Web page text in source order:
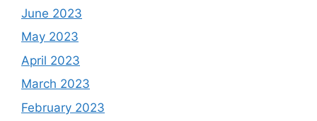
June 2023
May 2023
April 2023
March 2023
February 2023